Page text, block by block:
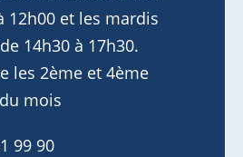
12h00 et les mardis
14h30 à 17h30.
les 2ème et 4ème
mois
99 90